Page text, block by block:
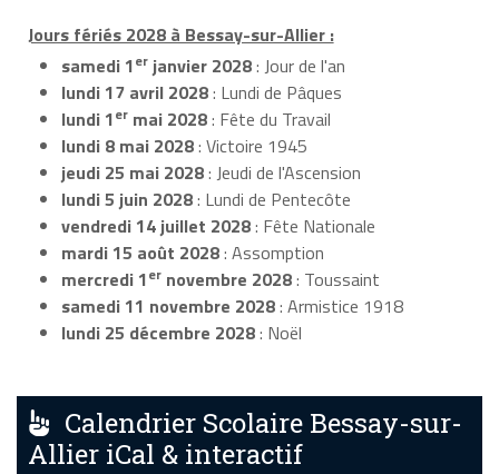
Jours fériés 2028 à Bessay-sur-Allier :
samedi 1er janvier 2028: Jour de l'an
lundi 17 avril 2028: Lundi de Pâques
lundi 1er mai 2028: Fête du Travail
lundi 8 mai 2028: Victoire 1945
jeudi 25 mai 2028: Jeudi de l'Ascension
lundi 5 juin 2028: Lundi de Pentecôte
vendredi 14 juillet 2028: Fête Nationale
mardi 15 août 2028: Assomption
mercredi 1er novembre 2028: Toussaint
samedi 11 novembre 2028: Armistice 1918
lundi 25 décembre 2028: Noël
Calendrier Scolaire Bessay-sur-
Allier iCal & interactif